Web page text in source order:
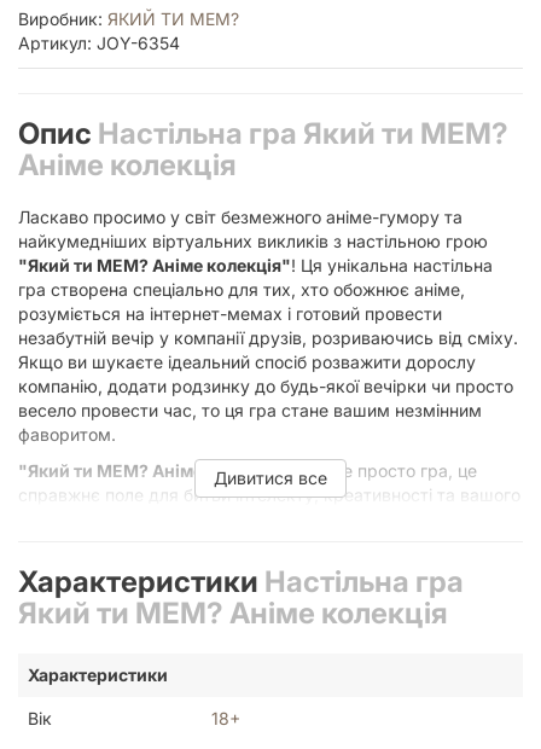
Виробник: ЯКИЙ ТИ МЕМ?
Артикул: JOY-6354
Опис Настільна гра Який ти МЕМ?
Аніме колекція
Ласкаво просимо у світ безмежного аніме-гумору та
найкумедніших віртуальних викликів з настільною грою
"Який ти МЕМ? Аніме колекція"! Ця унікальна настільна
гра створена спеціально для тих, хто обожнює аніме,
розуміється на інтернет-мемах і готовий провести
незабутній вечір у компанії друзів, розриваючись від сміху.
Якщо ви шукаєте ідеальний спосіб розважити дорослу
компанію, додати родзинку до будь-якої вечірки чи просто
весело провести час, то ця гра стане вашим незмінним
фаворитом.
"Який ти МЕМ? Аніме колекція"– це не просто гра, це
справжнє поле для битви інтелекту, креативності та вашого
поринете у вихор емоцій, де кожна картка – це привід для
нового вибуху сміху. Мета проста: обрати найдотепніший
мем до запропонованої аніме-ситуації. Але повірте, це лише
яскравішими стають емоції та несподіванішими відповіді.
Відкрий для себе світ аніме-
мемів: у чому суть гри?
Дивитися все
Характеристики Настільна гра
Який ти МЕМ? Аніме колекція
Характеристики
Вік 18+